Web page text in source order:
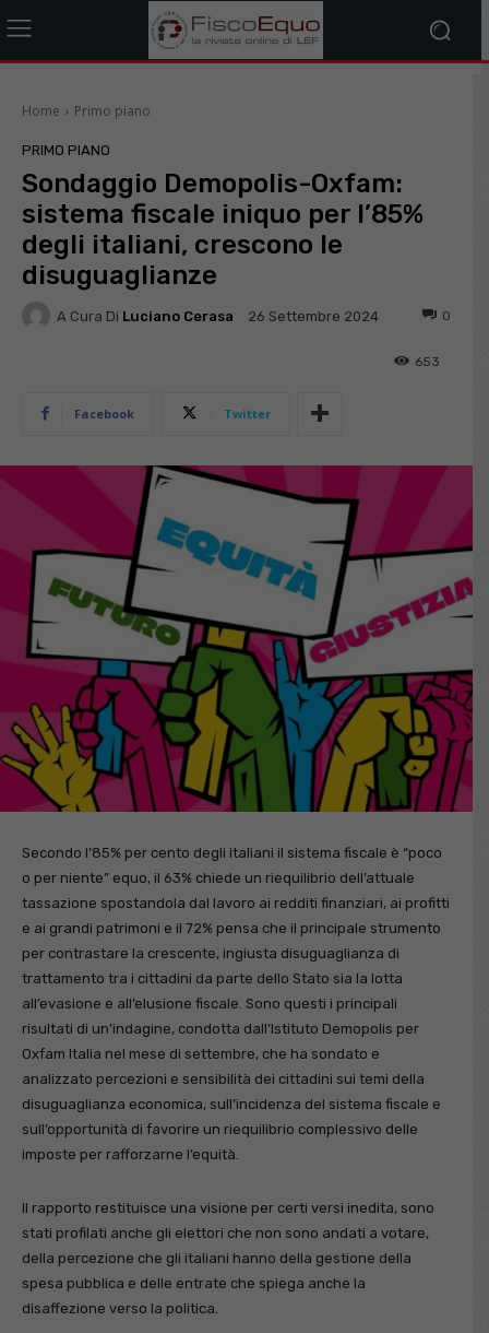
Home Primo piano
PRIMO PIANO
Sondaggio Demopolis-Oxfam:
sistema fiscale iniquo per l’85%
degli italiani, crescono le
disuguaglianze
A Cura Di Luciano Cerasa 26 Settembre 2024 0
653
Facebook Twitter
Secondo l’85% per cento degli italiani il sistema fiscale è “poco
o per niente” equo, il 63% chiede un riequilibrio dell’attuale
tassazione spostandola dal lavoro ai redditi finanziari, ai profitti
e ai grandi patrimoni e il 72% pensa che il principale strumento
per contrastare la crescente, ingiusta disuguaglianza di
trattamento tra i cittadini da parte dello Stato sia la lotta
all’evasione e all’elusione fiscale. Sono questi i principali
risultati di un’indagine, condotta dall’Istituto Demopolis per
Oxfam Italia nel mese di settembre, che ha sondato e
analizzato percezioni e sensibilità dei cittadini sui temi della
disuguaglianza economica, sull’incidenza del sistema fiscale e
sull’opportunità di favorire un riequilibrio complessivo delle
imposte per rafforzarne l’equità.
Il rapporto restituisce una visione per certi versi inedita, sono
stati profilati anche gli elettori che non sono andati a votare,
della percezione che gli italiani hanno della gestione della
spesa pubblica e delle entrate che spiega anche la
disaffezione verso la politica.